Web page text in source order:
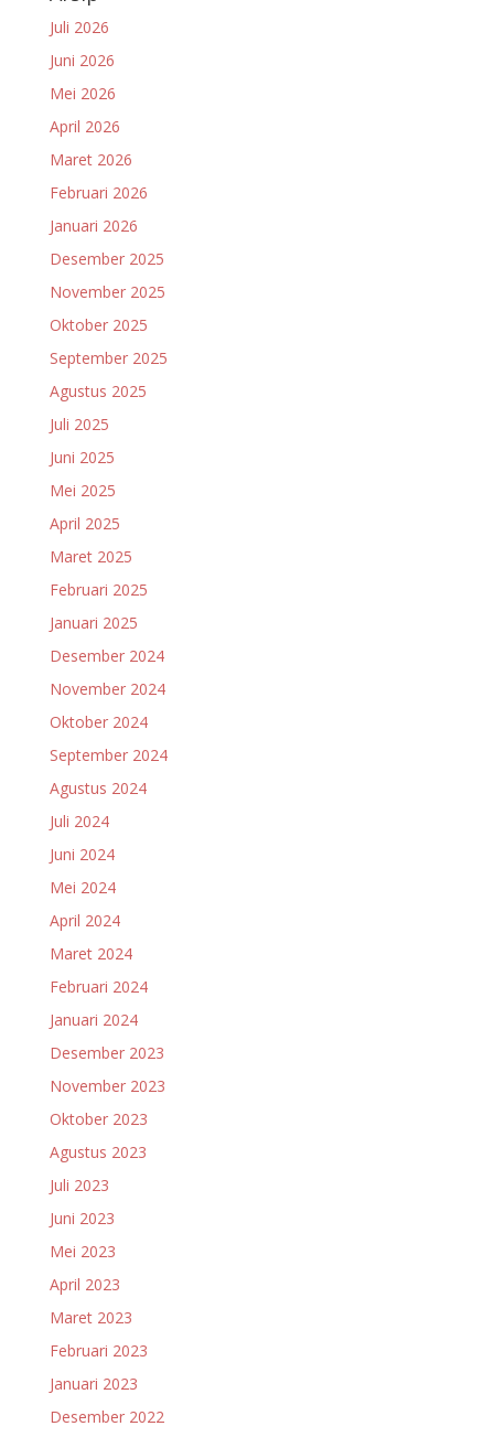
Juli 2026
Juni 2026
Mei 2026
April 2026
Maret 2026
Februari 2026
Januari 2026
Desember 2025
November 2025
Oktober 2025
September 2025
Agustus 2025
Juli 2025
Juni 2025
Mei 2025
April 2025
Maret 2025
Februari 2025
Januari 2025
Desember 2024
November 2024
Oktober 2024
September 2024
Agustus 2024
Juli 2024
Juni 2024
Mei 2024
April 2024
Maret 2024
Februari 2024
Januari 2024
Desember 2023
November 2023
Oktober 2023
Agustus 2023
Juli 2023
Juni 2023
Mei 2023
April 2023
Maret 2023
Februari 2023
Januari 2023
Desember 2022